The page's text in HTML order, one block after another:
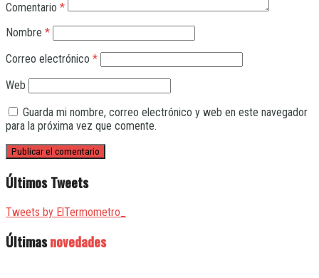
Comentario *
Nombre *
Correo electrónico *
Web
Guarda mi nombre, correo electrónico y web en este navegador
para la próxima vez que comente.
Últimos Tweets
Tweets by ElTermometro_
Últimasnovedades